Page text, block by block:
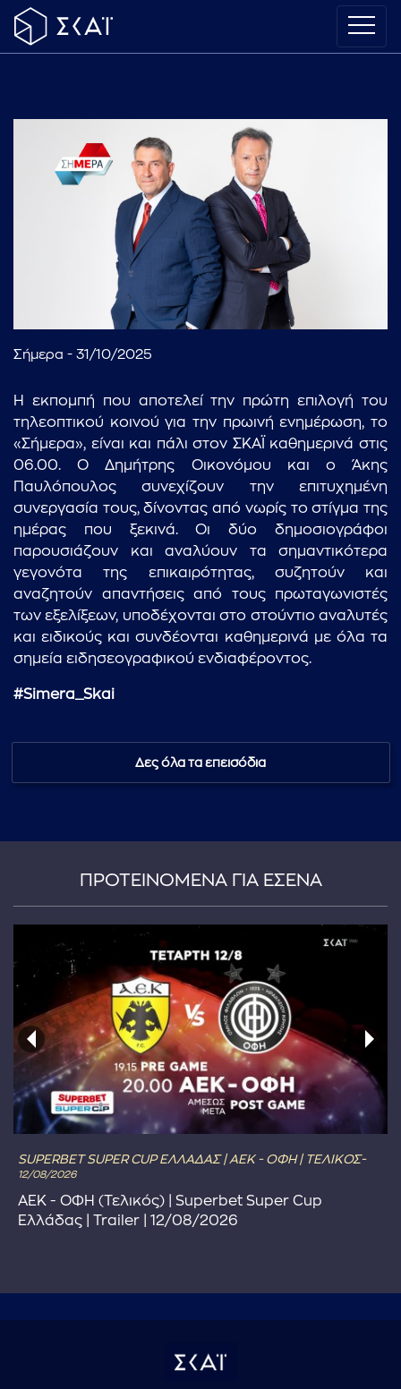
Σήμερα - 31/10/2025
Η εκπομπή που αποτελεί την πρώτη επιλογή του
τηλεοπτικού κοινού για την πρωινή ενημέρωση, το
«Σήμερα», είναι και πάλι στον ΣΚΑΪ καθημερινά στις
06.00. Ο Δημήτρης Οικονόμου και ο Άκης
Παυλόπουλος συνεχίζουν την επιτυχημένη
συνεργασία τους, δίνοντας από νωρίς το στίγμα της
ημέρας που ξεκινά. Οι δύο δημοσιογράφοι
παρουσιάζουν και αναλύουν τα σημαντικότερα
γεγονότα της επικαιρότητας, συζητούν και
αναζητούν απαντήσεις από τους πρωταγωνιστές
των εξελίξεων, υποδέχονται στο στούντιο αναλυτές
και ειδικούς και συνδέονται καθημερινά με όλα τα
σημεία ειδησεογραφικού ενδιαφέροντος.
#Simera_Skai
Δες όλα τα επεισόδια
ΠΡΟΤΕΙΝΟΜΕΝΑ ΓΙΑ ΕΣΕΝΑ
SUPERBET SUPER CUP ΕΛΛΑΔΑΣ | ΑΕΚ - ΟΦΗ | ΤΕΛΙΚΟΣ-
12/08/2026
ΑΕΚ - ΟΦΗ (Τελικός) | Superbet Super Cup
Ελλάδας | Trailer | 12/08/2026